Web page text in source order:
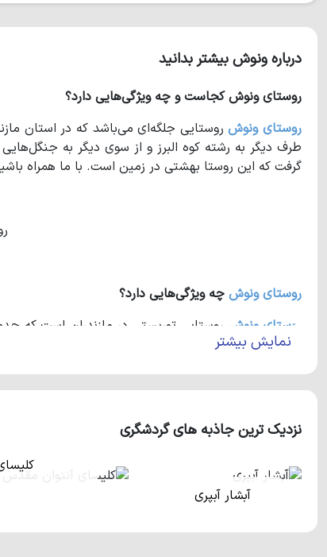
درباره ونوش بیشتر بدانید
روستای ونوش کجاست و چه ویژگی‌هایی دارد؟
روستای ونوشروستایی جلگه‌ای می‌باشد که در استان
طرف دیگر به رشته‌ کوه البرز و از سوی دیگر به
گرفت که این روستا بهشتی در زمین است. با ما همراه
روستای ونوش چه ویژگی‌هایی دارد؟
روستای ونوش
باید بدانید که روستاهای وازیواز، حسن آباد و رویان در
می‌توان به آبشار ونوش در جنوب روستا اشاره کرد. علاوه
نمایش بیشتر
نزدیک ترین جاذبه های گردشگری
آبشار آبپری